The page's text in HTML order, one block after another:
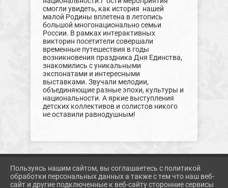
смогли увидеть, как история нашей
малой Родины вплетена в летопись
большой многонационально семьи
России. В рамках интерактивных
викторин посетители совершали
временные путешествия в годы
возникновения праздника Дня Единства,
знакомились с уникальными
экспонатами и интересными
выставками. Звучали мелодии,
объединяющие разные эпохи, культуры и
национальности. А яркие выступления
детских коллективов и солистов никого
не оставили равнодушным!
2026 Г. KORMUZ.PROSVET-EDU.RU
ВХОД
Пользуясь нашим сайтом, вы соглашаетесь с политикой
обработки персональных данных а также с тем что наш веб-
сайт и другие подключенные к веб-сайту сторонние сервисы